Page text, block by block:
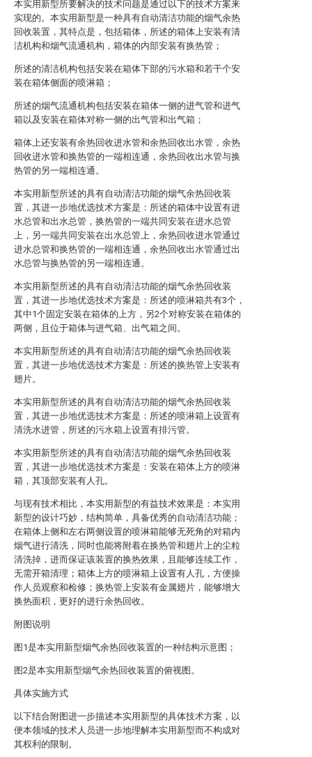
本实用新型所要解决的技术问题是通过以下的技术方案来
实现的。本实用新型是一种具有自动清洁功能的烟气余热
回收装置，其特点是，包括箱体，所述的箱体上安装有清
洁机构和烟气流通机构，箱体的内部安装有换热管；
所述的清洁机构包括安装在箱体下部的污水箱和若干个安
装在箱体侧面的喷淋箱；
所述的烟气流通机构包括安装在箱体一侧的进气管和进气
箱以及安装在箱体对称一侧的出气管和出气箱；
箱体上还安装有余热回收进水管和余热回收出水管，余热
回收进水管和换热管的一端相连通，余热回收出水管与换
热管的另一端相连通。
本实用新型所述的具有自动清洁功能的烟气余热回收装
置，其进一步地优选技术方案是：所述的箱体中设置有进
水总管和出水总管，换热管的一端共同安装在进水总管
上，另一端共同安装在出水总管上，余热回收进水管通过
进水总管和换热管的一端相连通，余热回收出水管通过出
水总管与换热管的另一端相连通。
本实用新型所述的具有自动清洁功能的烟气余热回收装
置，其进一步地优选技术方案是：所述的喷淋箱共有3个，
其中1个固定安装在箱体的上方，另2个对称安装在箱体的
两侧，且位于箱体与进气箱、出气箱之间。
本实用新型所述的具有自动清洁功能的烟气余热回收装
置，其进一步地优选技术方案是：所述的换热管上安装有
翅片。
本实用新型所述的具有自动清洁功能的烟气余热回收装
置，其进一步地优选技术方案是：所述的喷淋箱上设置有
清洗水进管，所述的污水箱上设置有排污管。
本实用新型所述的具有自动清洁功能的烟气余热回收装
置，其进一步地优选技术方案是：安装在箱体上方的喷淋
箱，其顶部安装有人孔。
与现有技术相比，本实用新型的有益技术效果是：本实用
新型的设计巧妙，结构简单，具备优秀的自动清洁功能；
在箱体上侧和左右两侧设置的喷淋箱能够无死角的对箱内
烟气进行清洗，同时也能将附着在换热管和翅片上的尘粒
清洗掉，进而保证该装置的换热效果，且能够连续工作，
无需开箱清理；箱体上方的喷淋箱上设置有人孔，方便操
作人员观察和检修；换热管上安装有金属翅片，能够增大
换热面积，更好的进行余热回收。
附图说明
图1是本实用新型烟气余热回收装置的一种结构示意图；
图2是本实用新型烟气余热回收装置的俯视图。
具体实施方式
以下结合附图进一步描述本实用新型的具体技术方案，以
便本领域的技术人员进一步地理解本实用新型而不构成对
其权利的限制。